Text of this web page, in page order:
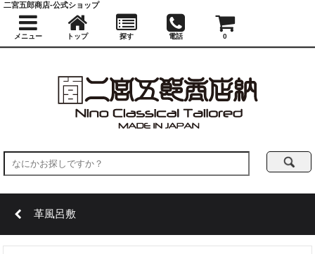
革風呂敷
二宮五郎商店-公式ショップ
メニュー トップ 探す 電話 0